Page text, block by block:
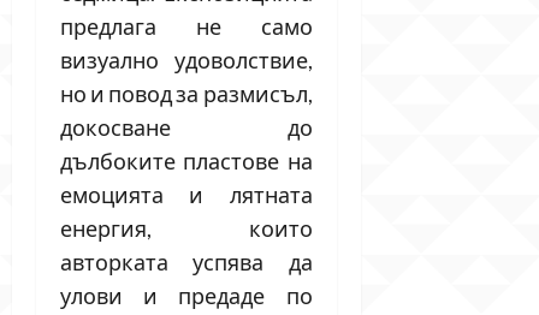
предлага не само
визуално удоволствие,
но и повод за размисъл,
докосване до
дълбоките пластове на
емоцията и лятната
енергия, които
авторката успява да
улови и предаде по